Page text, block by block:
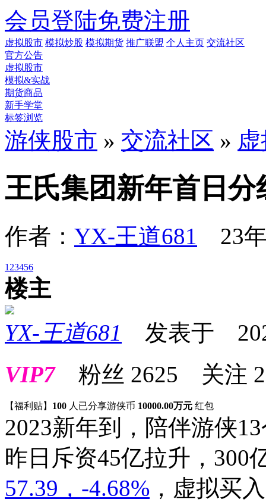
会员登陆免费注册
虚拟股市 模拟炒股 模拟期货 推广联盟 个人主页 交流社区
官方公告
虚拟股市
模拟&实战
期货商品
新手学堂
标签浏览
游侠股市 » 交流社区 »
王氏集团新年首日分
作者： YX-王道681 23
1 23456
楼主
YX-王道681
发表于
VIP7粉丝 2625 关注
【福利贴】 100 人已分享游侠币 10000.00万元 红包
2023新年到，陪伴游侠
昨日斥资45亿拉升，300
57.39，-4.68% ， 虚拟买入